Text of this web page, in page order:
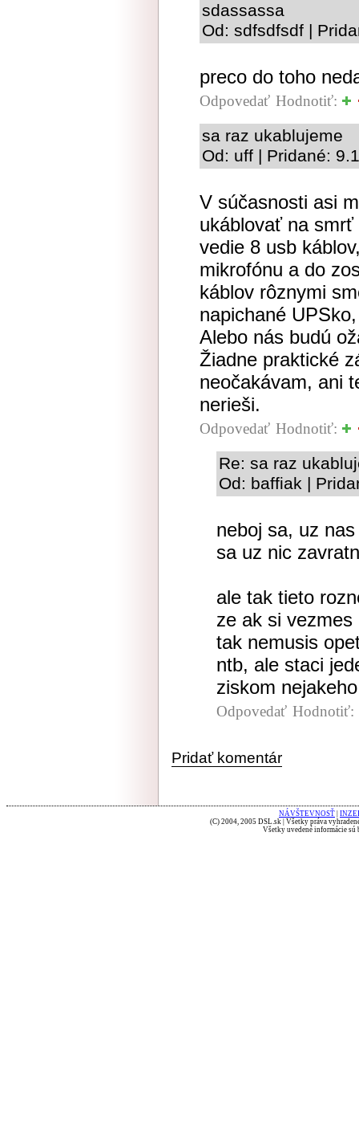
sdassassa
Od: sdfsdfsdf |
preco do toho
Odpovedať Hodnotiť:
sa raz ukablujeme
Od: uff | Pridané:
V súčasnosti asi
ukáblovať na smrť
vedie 8 usb
mikrofónu a do
káblov rôznymi
napichané
Alebo nás budú
Žiadne praktické
neočakávam, ani
nerieši.
Odpovedať Hodnotiť:
Re: sa raz
Od: baffiak |
neboj sa, uz
sa uz nic
ale tak tieto
ze ak si
tak nemusis
ntb, ale staci
ziskom
Odpovedať Hodnotiť:
Pridať komentár
NÁVŠTEVNOSŤ
(C) 2004, 2005 DSL.sk | Všetky práva
Všetky uvedené informácie sú